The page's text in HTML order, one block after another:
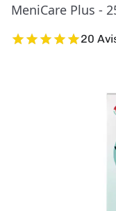
MeniCare Plus -
20